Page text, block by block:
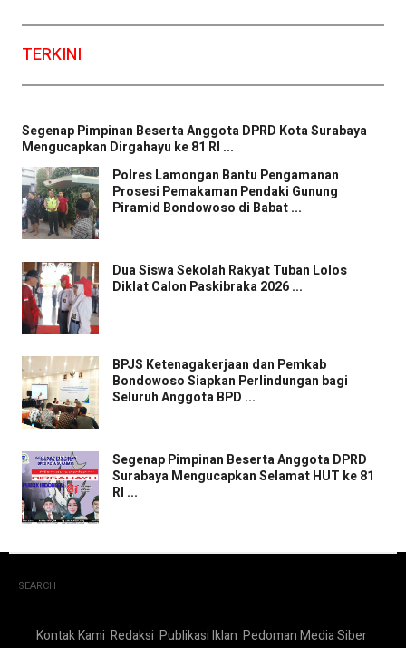
TERKINI
Segenap Pimpinan Beserta Anggota DPRD Kota Surabaya
Mengucapkan Dirgahayu ke 81 RI ...
Polres Lamongan Bantu Pengamanan
Prosesi Pemakaman Pendaki Gunung
Piramid Bondowoso di Babat ...
Dua Siswa Sekolah Rakyat Tuban Lolos
Diklat Calon Paskibraka 2026 ...
BPJS Ketenagakerjaan dan Pemkab
Bondowoso Siapkan Perlindungan bagi
Seluruh Anggota BPD ...
Segenap Pimpinan Beserta Anggota DPRD
Surabaya Mengucapkan Selamat HUT ke 81
RI ...
SEARCH
Kontak Kami Redaksi Publikasi Iklan Pedoman Media Siber